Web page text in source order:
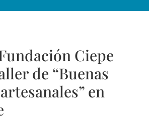
Ciepe
de “Buenas
en